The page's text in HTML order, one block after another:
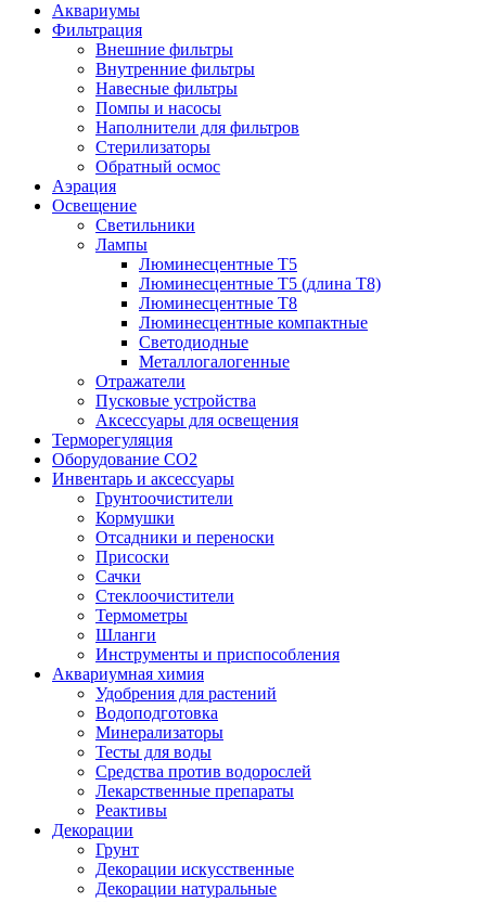
Аквариумы
Фильтрация
Внешние фильтры
Внутренние фильтры
Навесные фильтры
Помпы и насосы
Наполнители для фильтров
Стерилизаторы
Обратный осмос
Аэрация
Освещение
Светильники
Лампы
Люминесцентные T5
Люминесцентные T5 (длина T8)
Люминесцентные T8
Люминесцентные компактные
Светодиодные
Металлогалогенные
Отражатели
Пусковые устройства
Аксессуары для освещения
Терморегуляция
Оборудование CO2
Инвентарь и аксессуары
Грунтоочистители
Кормушки
Отсадники и переноски
Присоски
Сачки
Стеклоочистители
Термометры
Шланги
Инструменты и приспособления
Аквариумная химия
Удобрения для растений
Водоподготовка
Минерализаторы
Тесты для воды
Средства против водорослей
Лекарственные препараты
Реактивы
Декорации
Грунт
Декорации искусственные
Декорации натуральные